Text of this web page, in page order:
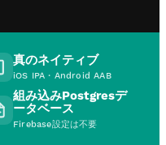
真のネイティブ
iOS IPA・Android AAB
組み込みPostgresデ
ータベース
Firebase設定は不要